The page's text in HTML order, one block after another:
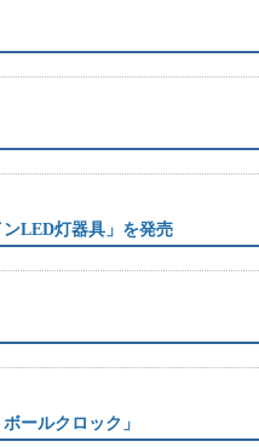
LED灯器具」を発売
ールクロック」